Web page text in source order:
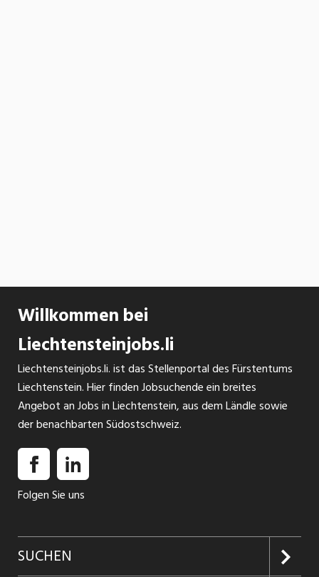
Willkommen bei
Liechtensteinjobs.li
Liechtensteinjobs.li. ist das Stellenportal des Fürstentums
Liechtenstein. Hier finden Jobsuchende ein breites
Angebot an Jobs in Liechtenstein, aus dem Ländle sowie
der benachbarten Südostschweiz.
Folgen Sie uns
SUCHEN